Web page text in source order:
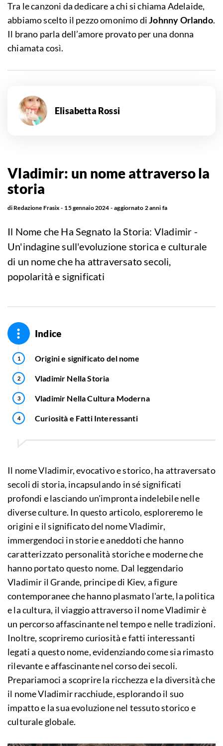
Tra le canzoni da dedicare a chi si chiama Adelaide,
abbiamo scelto il pezzo omonimo diJohnny Orlando.
Il brano parla dell’amore provato per una donna
chiamata così.
Elisabetta Rossi
Vladimir: un nome attraverso la
storia
di Redazione Frasix 15 gennaio 2024 aggiornato 2 anni fa
Il Nome che Ha Segnato la Storia: Vladimir -
Un'indagine sull'evoluzione storica e culturale
di un nome che ha attraversato secoli,
popolarità e significati
Indice
Origini e significato del nome
Vladimir Nella Storia
Vladimir Nella Cultura Moderna
Curiosità e Fatti Interessanti
Il nome Vladimir, evocativo e storico, ha attraversato
secoli di storia, incapsulando in sé significati
profondi e lasciando un'impronta indelebile nelle
diverse culture. In questo articolo, esploreremo le
origini e il significato del nome Vladimir,
immergendoci in storie e aneddoti che hanno
caratterizzato personalità storiche e moderne che
hanno portato questo nome. Dal leggendario
Vladimir il Grande, principe di Kiev, a figure
contemporanee che hanno plasmato l'arte, la politica
e la cultura, il viaggio attraverso il nome Vladimir è
un percorso affascinante nel tempo e nelle tradizioni.
Inoltre, scopriremo curiosità e fatti interessanti
legati a questo nome, evidenziando come sia rimasto
rilevante e affascinante nel corso dei secoli.
Prepariamoci a scoprire la ricchezza e la diversità che
il nome Vladimir racchiude, esplorando il suo
impatto e la sua evoluzione nel tessuto storico e
culturale globale.